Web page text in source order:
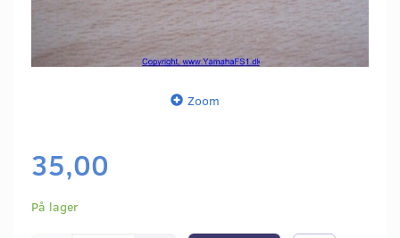
Zoom
35,00
På lager